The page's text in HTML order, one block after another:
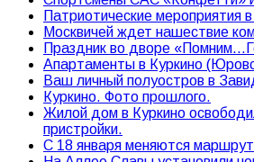
Патриотические мероприятия
Москвичей ждет нашествие
Праздник во дворе
Апартаменты в Куркино
Ваш личный полуостров в
Куркино. Фото прошлого.
Жилой дом в Куркино
пристройки.
С 18 января меняются